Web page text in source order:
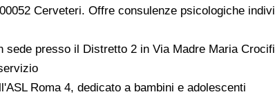
Cerveteri. Offre consulenze psicologiche
sede presso il Distretto 2 in Via Madre Maria
Roma 4, dedicato a bambini e adolescenti